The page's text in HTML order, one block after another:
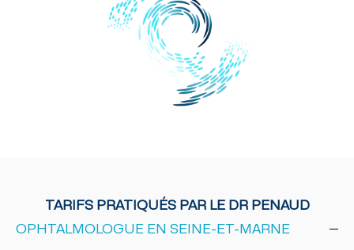
TARIFS PRATIQUÉS PAR LE DR PENAUD
OPHTALMOLOGUE EN SEINE-ET-MARNE